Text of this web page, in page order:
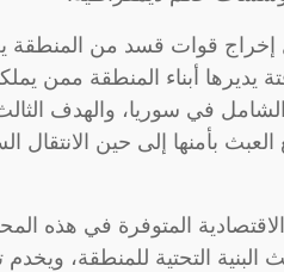
إخراج قوات قسد من المنطقة
يديرها أبناء المنطقة ممن
الشامل في سوريا، والهدف
بأمنها إلى حين الانتقال
المتوفرة في هذه
التحتية للمنطقة، ويخدم